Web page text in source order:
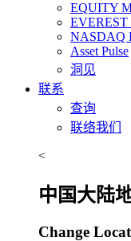
EQUITY
EVEREST
NASDAQ
Asset Pulse
洞见
联系
查询
联络我们
<
中国大陆
Change